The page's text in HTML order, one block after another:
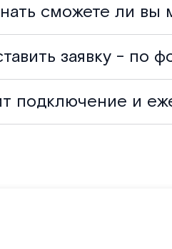
сможете ли вы
заявку - по
подключение и